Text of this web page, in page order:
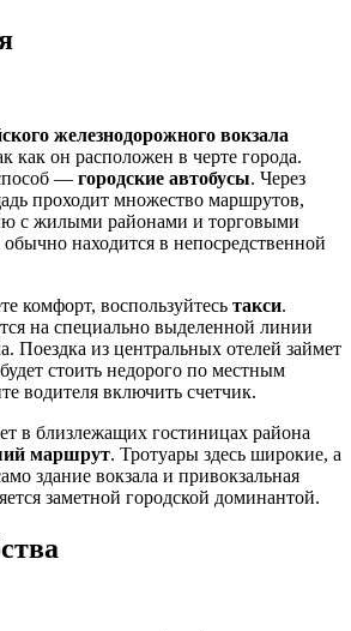
железнодорожного вокзала
как он расположен в черте города.
— городские автобусы. Через
проходит множество маршрутов,
с жилыми районами и торговыми
находится в непосредственной
комфорт, воспользуйтесь такси.
на специально выделенной линии
Поездка из центральных отелей займет
стоить недорого по местным
водителя включить счетчик.
в близлежащих гостиницах района
маршрут. Тротуары здесь широкие, а
здание вокзала и привокзальная
заметной городской доминантой.